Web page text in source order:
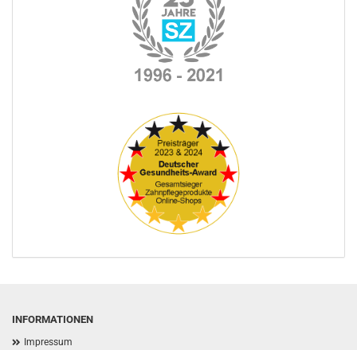
INFORMATIONEN
Impressum